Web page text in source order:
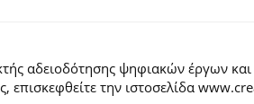
αδειοδότησης ψηφιακών έργων
επισκεφθείτε την ιστοσελίδα